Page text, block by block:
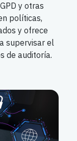
y otras
políticas,
y ofrece
supervisar el
de auditoría.